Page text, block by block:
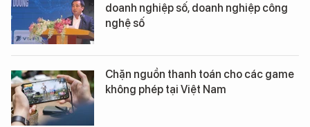
doanh nghiệp số, doanh nghiệp công
nghệ số
Chặn nguồn thanh toán cho các game
không phép tại Việt Nam